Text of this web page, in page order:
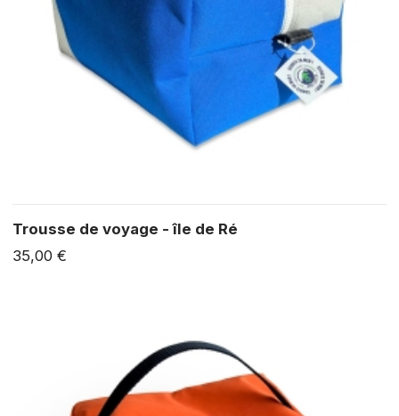
Trousse de voyage - île de Ré
35,00 €